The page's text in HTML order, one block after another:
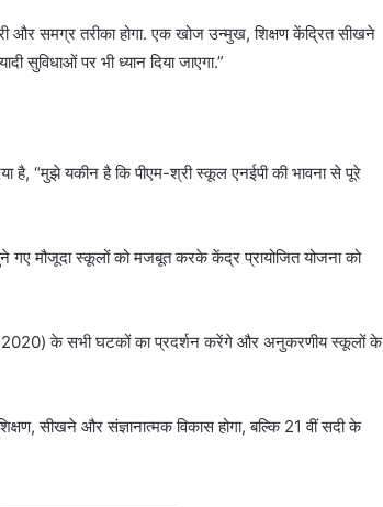
और समग्र तरीका होगा. एक खोज उन्मुख, शिक्षण केंद्रित सीखने
पर भी ध्यान दिया जाएगा.”
है, “मुझे यकीन है कि पीएम-श्री स्कूल एनईपी की भावना से पूरे
गए मौजूदा स्कूलों को मजबूत करके केंद्र प्रायोजित योजना को
2020) के सभी घटकों का प्रदर्शन करेंगे और अनुकरणीय स्कूलों के
सीखने और संज्ञानात्मक विकास होगा, बल्कि 21 वीं सदी के